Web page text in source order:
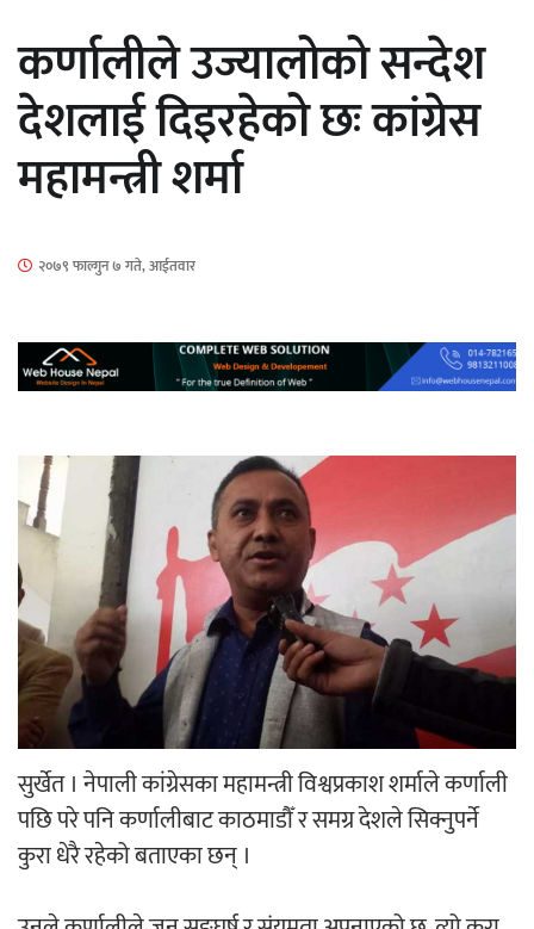
माताकाे नाममा गलत गतिविधि गर्ने थापा प्रहरी
नेपालगञ्जमा पर्खाल भत्किँदा दुई मजदुरको मृत्यु
‘ईयुमा डट कम’ले बुधबारदेखि आफ्नो
औपचारिक सेवा सञ्चालनमा
हलमा छैन ‘गौँथली’को टिकट
कर्णालीले उज्यालोको सन्देश
देशलाई दिइरहेको छः कांग्रेस
महामन्त्री शर्मा
२०७९ फाल्गुन ७ गते, आईतवार
सुर्खेत । नेपाली कांग्रेसका महामन्त्री विश्वप्रकाश शर्माले कर्णाली
पछि परे पनि कर्णालीबाट काठमाडौँ र समग्र देशले सिक्नुपर्ने
कुरा धेरै रहेको बताएका छन् ।